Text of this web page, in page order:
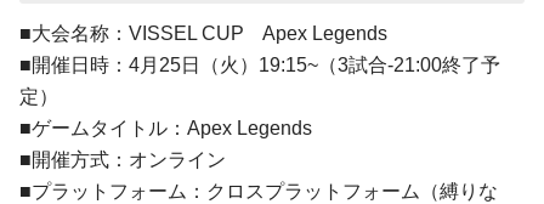
■大会名称：VISSEL CUP Apex Legends
■開催日時：4月25日（火）19:15~（3試合-21:00終了予
定）
■ゲームタイトル：Apex Legends
■開催方式：オンライン
■プラットフォーム：クロスプラットフォーム（縛りな